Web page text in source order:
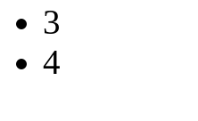
3
4